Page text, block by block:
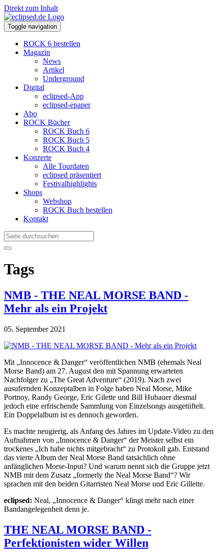
Direkt zum Inhalt
Toggle navigation
ROCK 6 bestellen
Magazin
News
Artikel
Underground
Digital
eclipsed-App
eclipsed-epaper
Abo
ROCK Bücher
ROCK Buch 6
ROCK Buch 5
ROCK Buch 4
Konzerte
Alle Tourdaten
eclipsed präsentiert
Festivalhighlights
Shops
Webshop
ROCK Buch bestellen
Kontakt
Tags
NMB - THE NEAL MORSE BAND -
Mehr als ein Projekt
05. September 2021
Mit „Innocence & Danger“ veröffentlichen NMB (ehemals Neal
Morse Band) am 27. August den mit Spannung erwarteten
Nachfolger zu „The Great Adventure“ (2019). Nach zwei
ausufernden Konzeptalben in Folge haben Neal Morse, Mike
Portnoy, Randy George, Eric Gilette und Bill Hubauer diesmal
jedoch eine erfrischende Sammlung von Einzelsongs ausgetüftelt.
Ein Doppelalbum ist es dennoch geworden.
Es machte neugierig, als Anfang des Jahres im Update-Video zu den
Aufnahmen von „Innocence & Danger“ der Meister selbst ein
trockenes „Ich habe nichts mitgebracht“ zu Protokoll gab. Entstand
das vierte Album der Neal Morse Band tatsächlich ohne
anfänglichen Morse-Input? Und warum nennt sich die Gruppe jetzt
NMB mit dem Zusatz „formerly the Neal Morse Band“? Wir
sprachen mit den beiden Gitarristen Neal Morse und Eric Gillette.
eclipsed: Neal, „Innocence & Danger“ klingt mehr nach einer
Bandangelegenheit denn je.
THE NEAL MORSE BAND -
Perfektionisten wider Willen